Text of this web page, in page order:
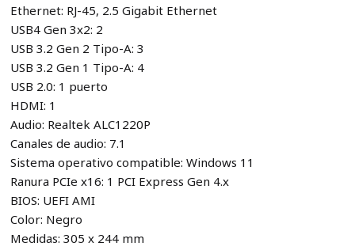
Ethernet: RJ-45, 2.5 Gigabit Ethernet
USB4 Gen 3x2: 2
USB 3.2 Gen 2 Tipo-A: 3
USB 3.2 Gen 1 Tipo-A: 4
USB 2.0: 1 puerto
HDMI: 1
Audio: Realtek ALC1220P
Canales de audio: 7.1
Sistema operativo compatible: Windows 11
Ranura PCIe x16: 1 PCI Express Gen 4.x
BIOS: UEFI AMI
Color: Negro
Medidas: 305 x 244 mm